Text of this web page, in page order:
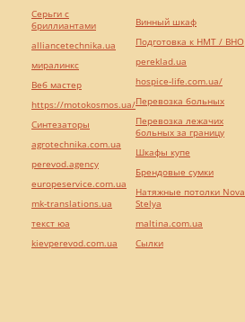
Серьги с
бриллиантами
alliancetechnika.ua
миралинкс
Веб мастер
https://motokosmos.ua/
Синтезаторы
agrotechnika.com.ua
perevod.agency
europeservice.com.ua
mk-translations.ua
текст юа
kievperevod.com.ua
Винный шкаф
Подготовка к НМТ / ВНО
pereklad.ua
hospice-life.com.ua/
Перевозка больных
Перевозка лежачих
больных за границу
Шкафы купе
Брендовые сумки
Натяжные потолки Nova
Stelya
maltina.com.ua
Cылки